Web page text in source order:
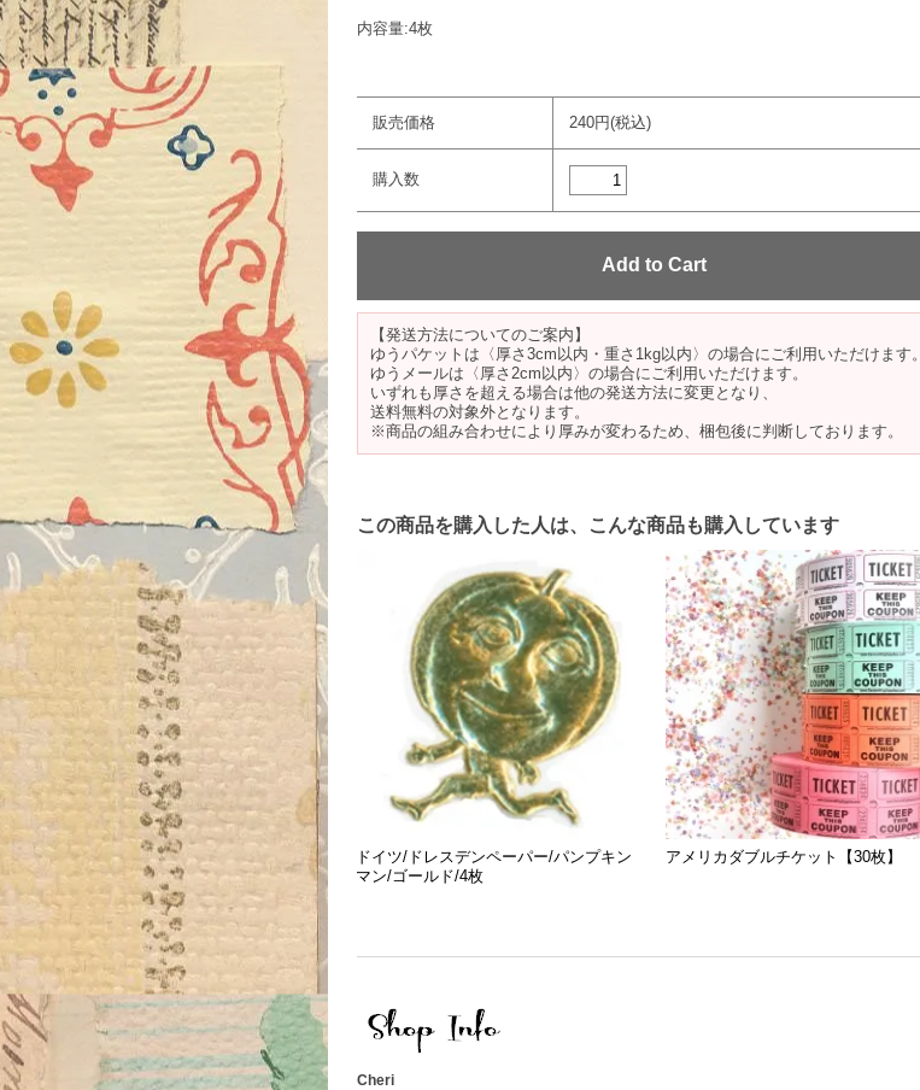
内容量:4枚
販売価格 240円(税込)
購入数
【発送方法についてのご案内】
ゆうパケットは〈厚さ3cm以内・重さ1kg以内〉の場合にご利用いただけます。
ゆうメールは〈厚さ2cm以内〉の場合にご利用いただけます。
いずれも厚さを超える場合は他の発送方法に変更となり、
送料無料の対象外となります。
※商品の組み合わせにより厚みが変わるため、梱包後に判断しております。
この商品を購入した人は、こんな商品も購入しています
ドイツ/ドレスデンペーパー/パンプキン
マン/ゴールド/4枚
アメリカダブルチケット【30枚】
Cheri